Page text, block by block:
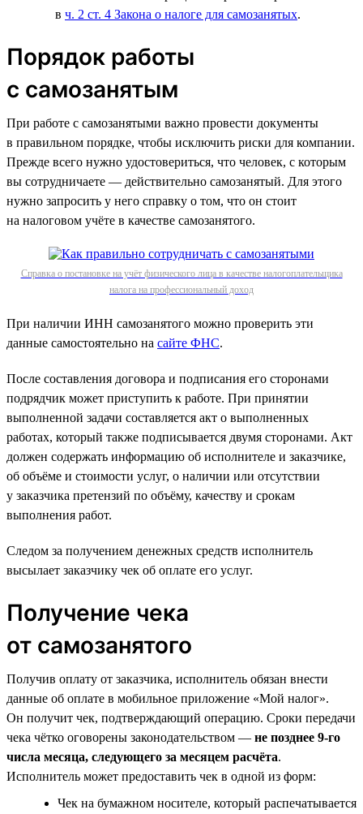
в ч. 2 ст. 4 Закона о налоге для самозанятых.
Порядок работы
с самозанятым
При работе с самозанятыми важно провести документы
в правильном порядке, чтобы исключить риски для компании.
Прежде всего нужно удостовериться, что человек, с которым
вы сотрудничаете — действительно самозанятый. Для этого
нужно запросить у него справку о том, что он стоит
на налоговом учёте в качестве самозанятого.
Справка о постановке на учёт физического лица в качестве налогоплательщика
налога на профессиональный доход
При наличии ИНН самозанятого можно проверить эти
данные самостоятельно на сайте ФНС.
После составления договора и подписания его сторонами
подрядчик может приступить к работе. При принятии
выполненной задачи составляется акт о выполненных
работах, который также подписывается двумя сторонами. Акт
должен содержать информацию об исполнителе и заказчике,
об объёме и стоимости услуг, о наличии или отсутствии
у заказчика претензий по объёму, качеству и срокам
выполнения работ.
Следом за получением денежных средств исполнитель
высылает заказчику чек об оплате его услуг.
Получение чека
от самозанятого
Получив оплату от заказчика, исполнитель обязан внести
данные об оплате в мобильное приложение «Мой налог».
Он получит чек, подтверждающий операцию. Сроки передачи
чека чётко оговорены законодательством — не позднее 9-го
числа месяца, следующего за месяцем расчёта.
Исполнитель может предоставить чек в одной из форм:
Чек на бумажном носителе, который распечатывается